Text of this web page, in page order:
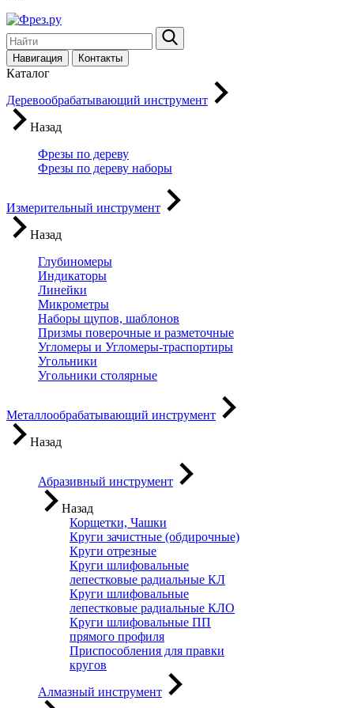
Навигация Контакты
Каталог
Деревообрабатывающий инструмент
Назад
Фрезы по дереву
Фрезы по дереву наборы
Измерительный инструмент
Назад
Глубиномеры
Индикаторы
Линейки
Микрометры
Наборы щупов, шаблонов
Призмы поверочные и разметочные
Угломеры и Угломеры-траспортиры
Угольники
Угольники столярные
Металлообрабатывающий инструмент
Назад
Абразивный инструмент
Назад
Корщетки, Чашки
Круги зачистные (обдирочные)
Круги отрезные
Круги шлифовальные
лепестковые радиальные КЛ
Круги шлифовальные
лепестковые радиальные КЛО
Круги шлифовальные ПП
прямого профиля
Приспособления для правки
кругов
Алмазный инструмент